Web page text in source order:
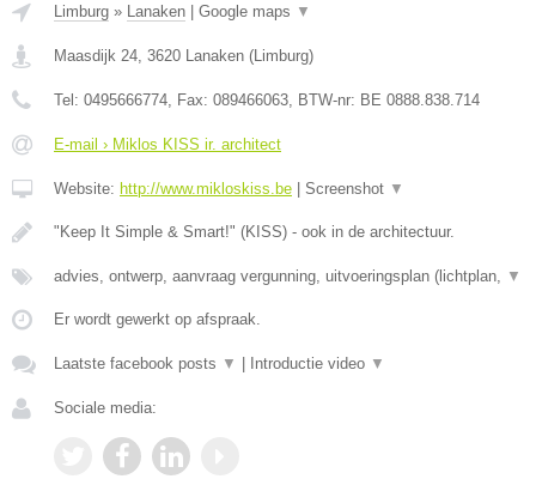
Limburg » Lanaken Google maps ▼
Maasdijk 24 3620 Lanaken ( Limburg)
Tel: 0495666774 , Fax: 089466063 , BTW-nr: BE 0888.838.714
E-mail › Miklos KISS ir. architect
Website: http://www.mikloskiss.be Screenshot ▼
"Keep It Simple & Smart!" (KISS) - ook in de architectuur.
advies, ontwerp, aanvraag vergunning, uitvoeringsplan (lichtplan, ▼
Er wordt gewerkt op afspraak.
Laatste facebook posts ▼ Introductie video ▼
Sociale media: